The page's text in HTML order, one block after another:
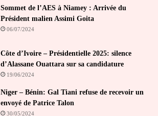
Sommet de l’AES à Niamey : Arrivée du
Président malien Assimi Goita
06/07/2024
Côte d’Ivoire – Présidentielle 2025: silence
d’Alassane Ouattara sur sa candidature
19/06/2024
Niger – Bénin: Gal Tiani refuse de recevoir un
envoyé de Patrice Talon
30/05/2024